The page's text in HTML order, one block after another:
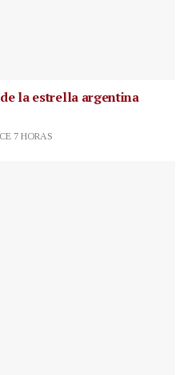
la estrella argentina
7 HORAS